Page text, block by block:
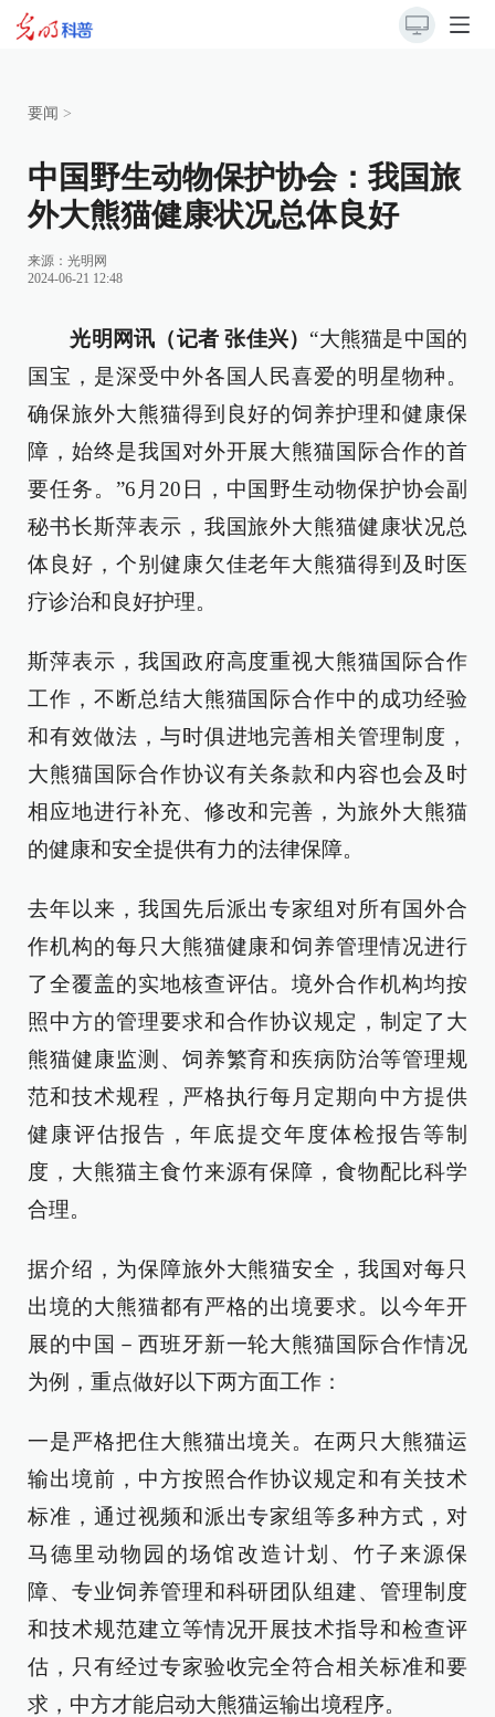
要闻 >
中国野生动物保护协会：我国旅
外大熊猫健康状况总体良好
来源： 光明网
2024-06-21 12:48
光明网讯（记者 张佳兴） “大熊猫是中国的
国宝，是深受中外各国人民喜爱的明星物种。
确保旅外大熊猫得到良好的饲养护理和健康保
障，始终是我国对外开展大熊猫国际合作的首
要任务。”6月20日，中国野生动物保护协会副
秘书长斯萍表示，我国旅外大熊猫健康状况总
体良好，个别健康欠佳老年大熊猫得到及时医
疗诊治和良好护理。
斯萍表示，我国政府高度重视大熊猫国际合作
工作，不断总结大熊猫国际合作中的成功经验
和有效做法，与时俱进地完善相关管理制度，
大熊猫国际合作协议有关条款和内容也会及时
相应地进行补充、修改和完善，为旅外大熊猫
的健康和安全提供有力的法律保障。
去年以来，我国先后派出专家组对所有国外合
作机构的每只大熊猫健康和饲养管理情况进行
了全覆盖的实地核查评估。境外合作机构均按
照中方的管理要求和合作协议规定，制定了大
熊猫健康监测、饲养繁育和疾病防治等管理规
范和技术规程，严格执行每月定期向中方提供
健康评估报告，年底提交年度体检报告等制
度，大熊猫主食竹来源有保障，食物配比科学
合理。
据介绍，为保障旅外大熊猫安全，我国对每只
出境的大熊猫都有严格的出境要求。以今年开
展的中国－西班牙新一轮大熊猫国际合作情况
为例，重点做好以下两方面工作：
一是严格把住大熊猫出境关。在两只大熊猫运
输出境前，中方按照合作协议规定和有关技术
标准，通过视频和派出专家组等多种方式，对
马德里动物园的场馆改造计划、竹子来源保
障、专业饲养管理和科研团队组建、管理制度
和技术规范建立等情况开展技术指导和检查评
估，只有经过专家验收完全符合相关标准和要
求，中方才能启动大熊猫运输出境程序。